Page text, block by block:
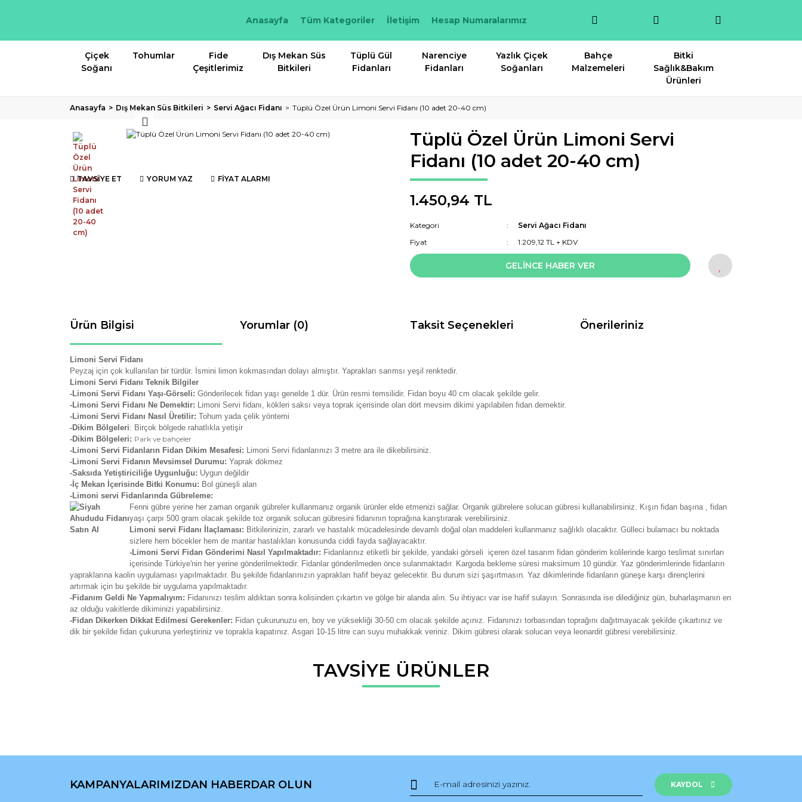
Anasayfa Tüm Kategoriler İletişim Hesap Numaralarımız
Çiçek
Soğanı
Tohumlar
Fide
Çeşitlerimiz
Dış Mekan Süs
Bitkileri
Tüplü Gül
Fidanları
Narenciye
Fidanları
Yazlık Çiçek
Soğanları
Bahçe
Malzemeleri
Bitki
Sağlık&Bakım
Ürünleri
Anasayfa Dış Mekan Süs Bitkileri Servi Ağacı Fidanı Tüplü Özel Ürün Limoni Servi Fidanı (10 adet 20-40 cm)
TAVSİYE ET YORUM YAZ FİYAT ALARMI
Tüplü Özel Ürün Limoni Servi
Fidanı (10 adet 20-40 cm)
1.450,94 TL
Kategori
Servi Ağacı Fidanı
Fiyat
1.209,12 TL + KDV
GELİNCE HABER VER
Ürün Bilgisi Yorumlar (0) Taksit Seçenekleri Önerileriniz
Limoni Servi Fidanı
Peyzaj için çok kullanılan bir türdür. İsmini limon kokmasından dolayı almıştır. Yaprakları sarımsı yeşil renktedir.
Limoni Servi Fidanı Teknik Bilgiler
-Limoni Servi Fidanı Yaşı-Görseli: Gönderilecek fidan yaşı genelde 1 dür. Ürün resmi temsilidir. Fidan boyu 40 cm olacak şekilde gelir.
-Limoni Servi Fidanı Ne Demektir: Limoni Servi fidanı, kökleri saksı veya toprak içerisinde olan dört mevsim dikimi yapılabilen fidan demektir.
-Limoni Servi Fidanı Nasıl Üretilir: Tohum yada çelik yöntemi
-Dikim Bölgeleri: Birçok bölgede rahatlıkla yetişir
-Dikim Bölgeleri: Park ve bahçeler
-Limoni Servi Fidanların Fidan Dikim Mesafesi: Limoni Servi fidanlarınızı 3 metre ara ile dikebilirsiniz.
-Limoni Servi Fidanın Mevsimsel Durumu: Yaprak dökmez
-Saksıda Yetiştiriciliğe Uygunluğu: Uygun değildir
-İç Mekan İçerisinde Bitki Konumu: Bol güneşli alan
-Limoni servi Fidanlarında Gübreleme:
Fenni gübre yerine her zaman organik gübreler kullanmanız organik ürünler elde etmenizi sağlar. Organik gübrelere solucan gübresi kullanabilirsiniz. Kışın fidan başına , fidan
yaşı çarpı 500 gram olacak şekilde toz organik solucan gübresini fidanının toprağına karıştırarak verebilirsiniz.
Limoni servi Fidanı İlaçlaması: Bitkilerinizin, zararlı ve hastalık mücadelesinde devamlı doğal olan maddeleri kullanmanız sağlıklı olacaktır. Gülleci bulamacı bu noktada
sizlere hem böcekler hem de mantar hastalıkları konusunda ciddi fayda sağlayacaktır.
-Limoni Servi Fidan Gönderimi Nasıl Yapılmaktadır: Fidanlarınız etiketli bir şekilde, yandaki görseli içeren özel tasarım fidan gönderim kolilerinde kargo teslimat sınırları
içerisinde Türkiye'nin her yerine gönderilmektedir. Fidanlar gönderilmeden önce sulanmaktadır. Kargoda bekleme süresi maksimum 10 gündür. Yaz gönderimlerinde fidanların
yapraklarına kaolin uygulaması yapılmaktadır. Bu şekilde fidanlarınızın yaprakları hafif beyaz gelecektir. Bu durum sizi şaşırtmasın. Yaz dikimlerinde fidanların güneşe karşı dirençlerini
artırmak için bu şekilde bir uygulama yapılmaktadır.
-Fidanım Geldi Ne Yapmalıyım: Fidanınızı teslim aldıktan sonra kolisinden çıkartın ve gölge bir alanda alın. Su ihtiyacı var ise hafif sulayın. Sonrasında ise dilediğiniz gün, buharlaşmanın en
az olduğu vakitlerde dikiminizi yapabilirsiniz.
-Fidan Dikerken Dikkat Edilmesi Gerekenler: Fidan çukurunuzu en, boy ve yüksekliği 30-50 cm olacak şekilde açınız. Fidanınızı torbasından toprağını dağıtmayacak şekilde çıkartınız ve
dik bir şekilde fidan çukuruna yerleştiriniz ve toprakla kapatınız. Asgari 10-15 litre can suyu muhakkak veriniz. Dikim gübresi olarak solucan veya leonardit gübresi verebilirsiniz.
Bu ürüne ilk yorumu siz yapın!
Bu ürünün fiyat bilgisi, resim, ürün açıklamalarında ve diğer konularda yetersiz gördüğünüz noktaları öneri formunu kullanarak tarafımıza iletebilirsiniz.
Ürün fiyatı diğer sitelerden daha pahalı.
TAVSİYE ÜRÜNLER
KAMPANYALARIMIZDAN HABERDAR OLUN KAYDOL